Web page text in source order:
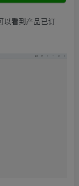
以看到产品已订